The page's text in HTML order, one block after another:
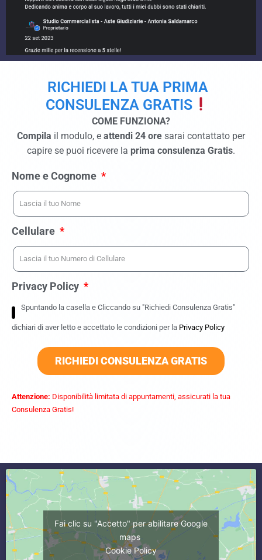
RICHIEDI LA TUA PRIMA
CONSULENZA GRATIS
COME FUNZIONA?
Compila il modulo, e attendi 24 ore sarai contattato per
capire se puoi ricevere la prima consulenza Gratis.
Nome e Cognome
Cellulare
Privacy Policy
Spuntando la casella e Cliccando su "Richiedi Consulenza Gratis"
dichiari di aver letto e accettato le condizioni per la Privacy Policy
RICHIEDI CONSULENZA GRATIS
Attenzione: Disponibilità limitata di appuntamenti, assicurati la tua
Consulenza Gratis!
Fai clic su "Accetto" per abilitare Google
maps
Cookie Policy